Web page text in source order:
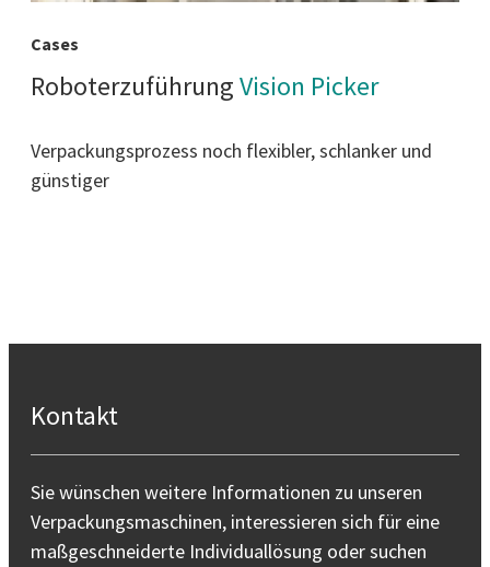
Cases
RoboterzuführungVision Picker
Verpackungsprozess noch flexibler, schlanker und
günstiger
Kontakt
Sie wünschen weitere Informationen zu unseren
Verpackungsmaschinen, interessieren sich für eine
maßgeschneiderte Individuallösung oder suchen